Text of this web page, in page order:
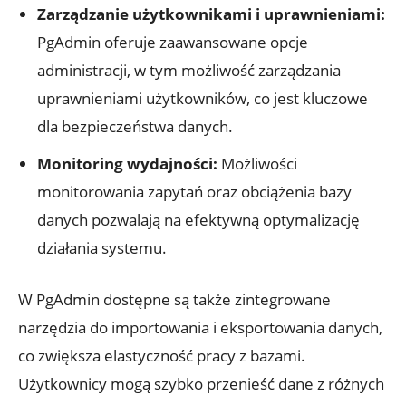
Zarządzanie⁤ użytkownikami i uprawnieniami:
PgAdmin oferuje zaawansowane opcje
administracji, w tym możliwość zarządzania
uprawnieniami użytkowników,​ co jest kluczowe
dla bezpieczeństwa danych.
Monitoring‍ wydajności: Możliwości
monitorowania zapytań oraz​ obciążenia ​bazy
danych pozwalają na efektywną optymalizację
działania systemu.
W‍ PgAdmin dostępne ⁣są także⁢ zintegrowane
⁢narzędzia do importowania‍ i eksportowania danych,
co zwiększa elastyczność ‍pracy z bazami.‍
Użytkownicy mogą szybko przenieść dane z różnych